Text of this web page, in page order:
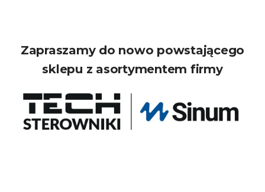
Zapraszamy do nowo powstającego
sklepu z asortymentem firmy